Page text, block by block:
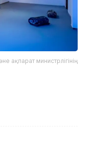
ақпарат министрлігінің